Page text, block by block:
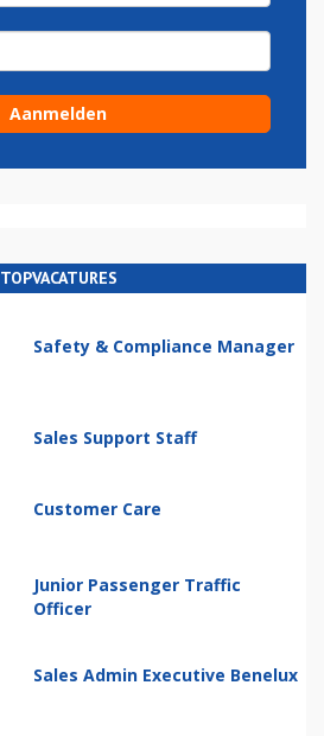
TOPVACATURES
Safety & Compliance Manager
Sales Support Staff
Customer Care
Junior Passenger Traffic
Officer
Sales Admin Executive Benelux